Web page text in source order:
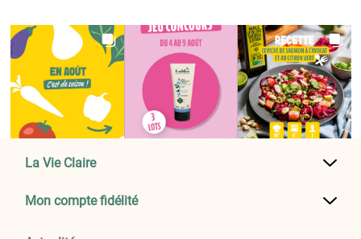
La Vie Claire
Mon compte fidélité